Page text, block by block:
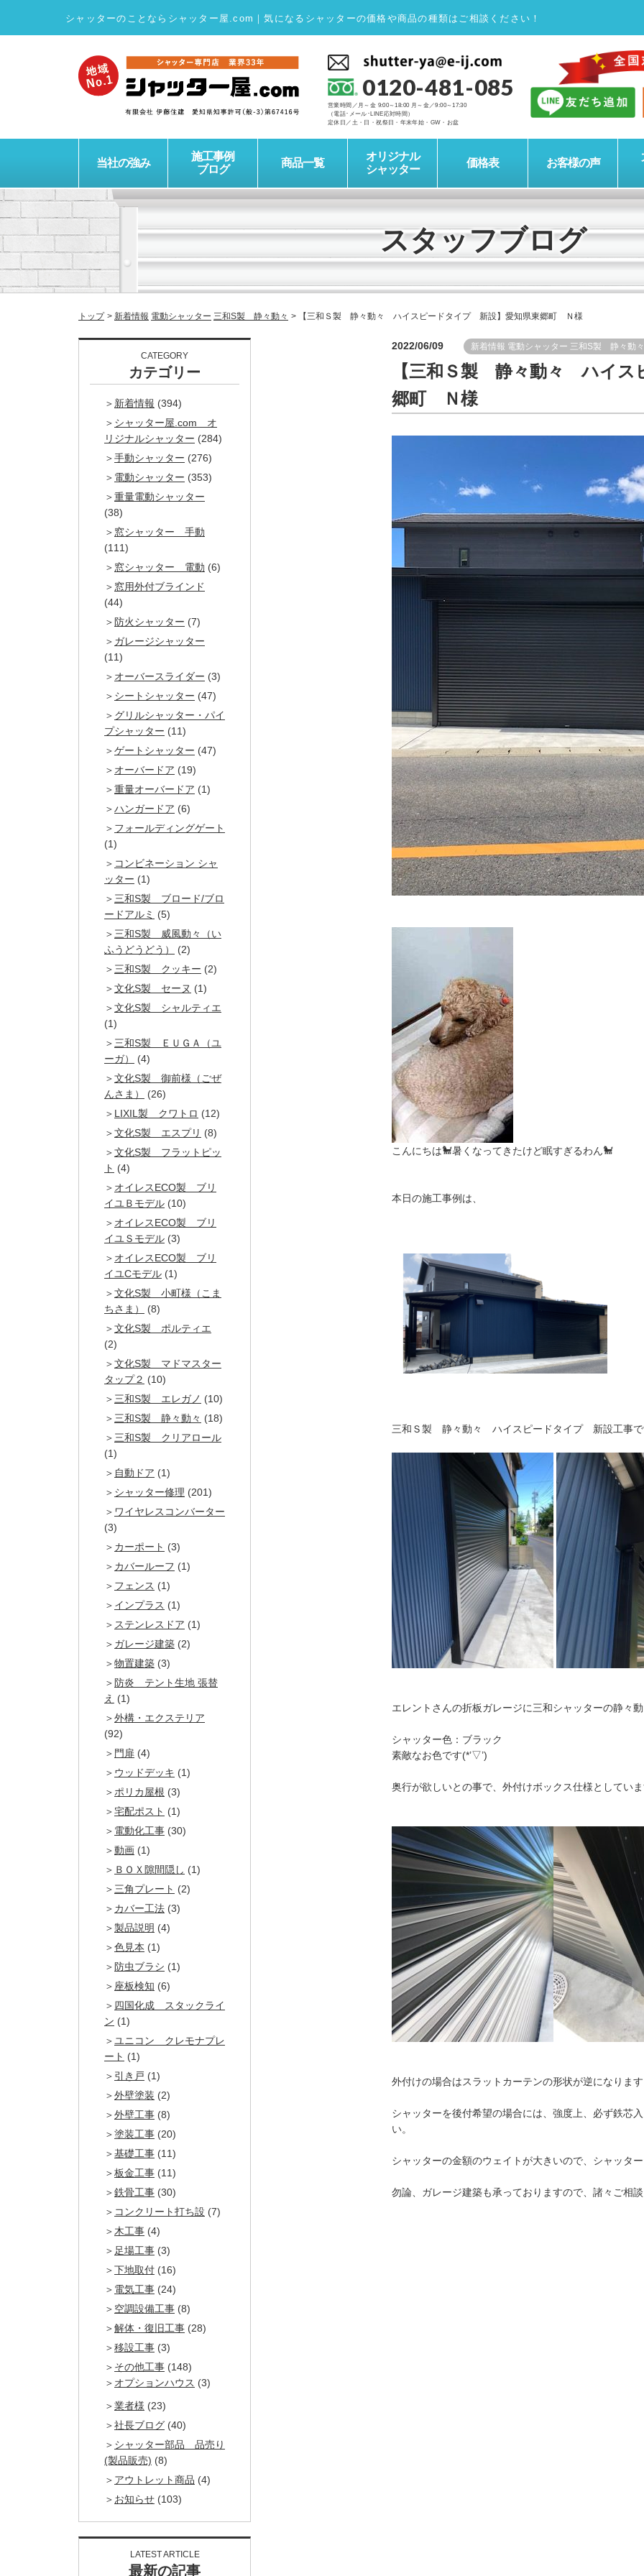
シャッターのことならシャッター屋.com ｜気になるシャッターの価格や商品の種類はご相談ください！
0120-481-085
営業時間／月～金 9:00～18:00 月～金／9:00～17:30
（電話･メール･LINE応対時間）
定休日／土・日・祝祭日・年末年始・GW・お盆
当社の強み
施工事例
ブログ
商品一覧
オリジナル
シャッター
価格表 お客様の声
スタッフブログ
トップ 新着情報 電動シャッター 三和S製 静々動々 【三和Ｓ製 静々動々 ハイスピードタイプ 新設】愛知県東郷町 Ｎ様
2022/06/09 新着情報 電動シャッター 三和S製 静々動々
【三和Ｓ製 静々動々 ハイス
郷町 Ｎ様
こんにちは🐩暑くなってきたけど眠すぎるわん🐩
本日の施工事例は、
三和Ｓ製 静々動々 ハイスピードタイプ 新設工事で
エレントさんの折板ガレージに三和シャッターの静々
シャッター色：ブラック
素敵なお色です(*’▽’)
奥行が欲しいとの事で、外付けボックス仕様としてい
外付けの場合はスラットカーテンの形状が逆になりま
シャッターを後付希望の場合には、強度上、必ず鉄芯
い。
シャッターの金額のウェイトが大きいので、シャッタ
勿論、ガレージ建築も承っておりますので、諸々ご相
CATEGORY
カテゴリー
新着情報 (394)
シャッター屋.com オ
リジナルシャッター (284)
手動シャッター (276)
電動シャッター (353)
重量電動シャッター
(38)
窓シャッター 手動
(111)
窓シャッター 電動 (6)
窓用外付ブラインド
(44)
防火シャッター (7)
ガレージシャッター
(11)
オーバースライダー (3)
シートシャッター (47)
グリルシャッター・パイ
プシャッター (11)
ゲートシャッター (47)
オーバードア (19)
重量オーバードア (1)
ハンガードア (6)
フォールディングゲート
(1)
コンビネーション シャ
ッター (1)
三和S製 ブロード/ブロ
ードアルミ (5)
三和S製 威風動々（い
ふうどうどう）
(2)
三和S製 クッキー (2)
文化S製 セーヌ (1)
文化S製 シャルティエ
(1)
三和S製 ＥＵＧＡ（ユ
ーガ）
(4)
文化S製 御前様（ごぜ
んさま）
(26)
LIXIL製 クワトロ (12)
文化S製 エスプリ (8)
文化S製 フラットピッ
ト (4)
オイレスECO製 ブリ
イユＢモデル (10)
オイレスECO製 ブリ
イユＳモデル (3)
オイレスECO製 ブリ
イユCモデル (1)
文化S製 小町様（こま
ちさま）
(8)
文化S製 ポルティエ
(2)
文化S製 マドマスター
タップ２ (10)
三和S製 エレガノ (10)
三和S製 静々動々 (18)
三和S製 クリアロール
(1)
自動ドア (1)
シャッター修理 (201)
ワイヤレスコンバーター
(3)
カーポート (3)
カバールーフ (1)
フェンス (1)
インプラス (1)
ステンレスドア (1)
ガレージ建築 (2)
物置建築 (3)
防炎 テント生地 張替
え (1)
外構・エクステリア
(92)
門扉 (4)
ウッドデッキ (1)
ポリカ屋根 (3)
宅配ポスト (1)
電動化工事 (30)
動画 (1)
ＢＯＸ隙間隠し (1)
三角プレート (2)
カバー工法 (3)
製品説明 (4)
色見本 (1)
防虫ブラシ (1)
座板検知 (6)
四国化成 スタックライ
ン (1)
ユニコン クレモナプレ
ート (1)
引き戸 (1)
外壁塗装 (2)
外壁工事 (8)
塗装工事 (20)
基礎工事 (11)
板金工事 (11)
鉄骨工事 (30)
コンクリート打ち設 (7)
木工事 (4)
足場工事 (3)
下地取付 (16)
電気工事 (24)
空調設備工事 (8)
解体・復旧工事 (28)
移設工事 (3)
その他工事 (148)
オプションハウス (3)
業者様 (23)
社長ブログ (40)
シャッター部品 品売り
(製品販売) (8)
アウトレット商品 (4)
お知らせ (103)
LATEST ARTICLE
最新の記事